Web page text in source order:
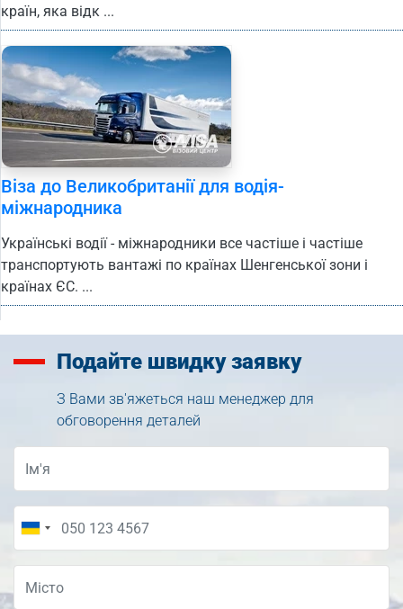
країн, яка відк ...
Віза до Великобританії для водія-
міжнародника
Українські водії - міжнародники все частіше і частіше
транспортують вантажі по країнах Шенгенської зони і
країнах ЄС. ...
Подайте швидку заявку
З Вами зв'яжеться наш менеджер для
обговорення деталей